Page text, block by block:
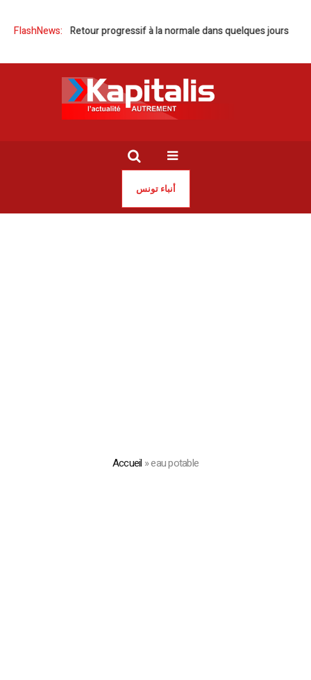
FlashNews:
| Retour progressif à la normale dans quelques jours Tunisie |
أنباء تونس
Accueil »eau potable